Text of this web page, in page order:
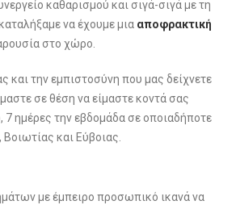
καθαρισμού και σιγά-σιγά με τη
να έχουμε μια αποφρακτική
στο χώρο.
και την εμπιστοσύνη που μας δείχνετε
σε θέση να είμαστε κοντά σας
ημέρες την εβδομάδα σε οποιαδήποτε
και Εύβοιας.
με έμπειρο προσωπικό ικανά να